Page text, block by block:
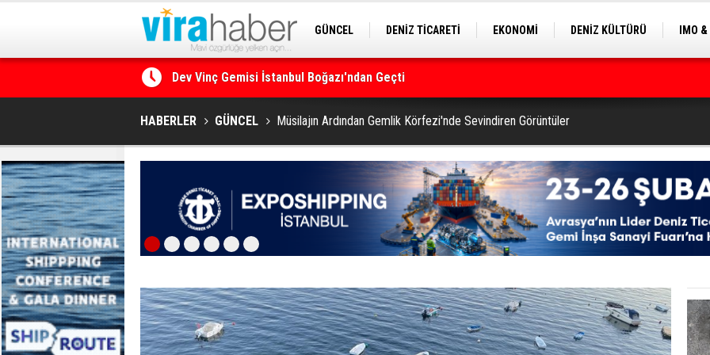
GÜNCEL DENİZ TİCARETİ EKONOMİ DENİZ KÜLTÜRÜ
IMO
Dev Vinç Gemisi İstanbul Boğazı'ndan Geçti
Ege Denizi’nin En Büyük Mercan Ormanı
HABERLER GÜNCEL Müsilajın Ardından Gemlik Körfezi'nde Sevindiren Görüntüler